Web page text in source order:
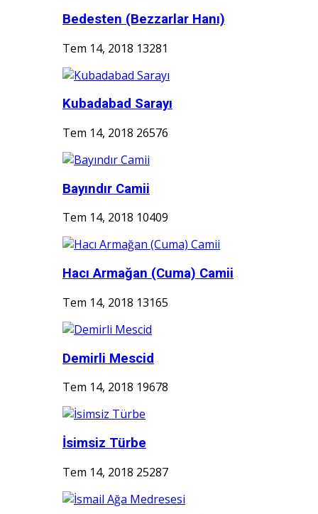
Bedesten (Bezzarlar Hanı)
Tem 14, 2018 13281
Kubadabad Sarayı
Tem 14, 2018 26576
Bayındır Camii
Tem 14, 2018 10409
Hacı Armağan (Cuma) Camii
Tem 14, 2018 13165
Demirli Mescid
Tem 14, 2018 19678
İsimsiz Türbe
Tem 14, 2018 25287